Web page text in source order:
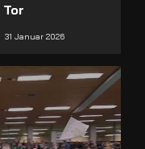
Tor
31 Januar 2026